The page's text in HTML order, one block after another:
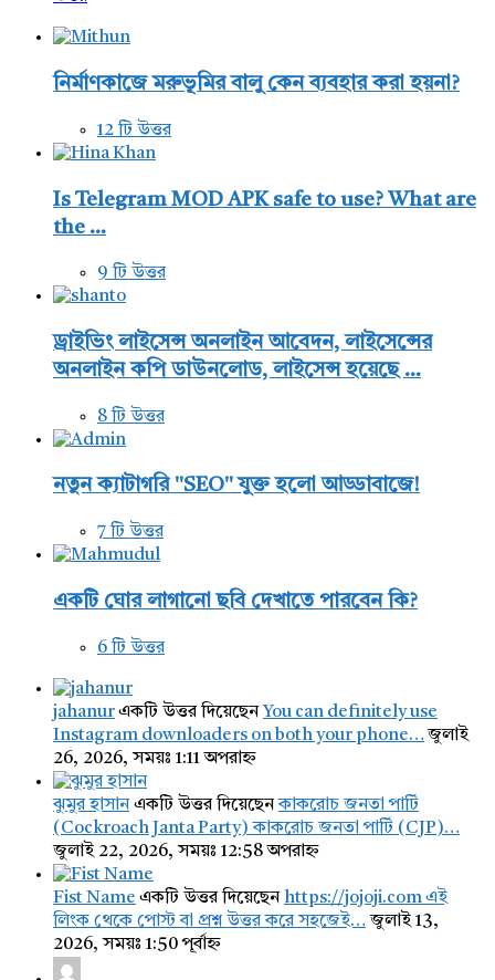
নির্মাণকাজে মরুভূমির বালু কেন ব্যবহার করা হয়না?
12 টি উত্তর
Is Telegram MOD APK safe to use? What are
the ...
9 টি উত্তর
ড্রাইভিং লাইসেন্স অনলাইন আবেদন, লাইসেন্সের
অনলাইন কপি ডাউনলোড, লাইসেন্স হয়েছে ...
8 টি উত্তর
নতুন ক্যাটাগরি "SEO" যুক্ত হলো আড্ডাবাজে!
7 টি উত্তর
একটি ঘোর লাগানো ছবি দেখাতে পারবেন কি?
6 টি উত্তর
jahanurএকটি উত্তর দিয়েছেনYou can definitely use
Instagram downloaders on both your phone… জুলাই
26, 2026, সময়ঃ 1:11 অপরাহ্ন
ঝুমুর হাসানএকটি উত্তর দিয়েছেনকাকরোচ জনতা পার্টি
(Cockroach Janta Party) কাকরোচ জনতা পার্টি (CJP)…
জুলাই 22, 2026, সময়ঃ 12:58 অপরাহ্ন
Fist Name একটি উত্তর দিয়েছেন https://jojoji.com এই
লিংক থেকে পোস্ট বা প্রশ্ন উত্তর করে সহজেই… জুলাই 13,
2026, সময়ঃ 1:50 পূর্বাহ্ন